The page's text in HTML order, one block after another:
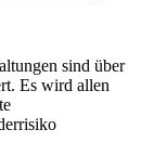
sind über
Es wird allen